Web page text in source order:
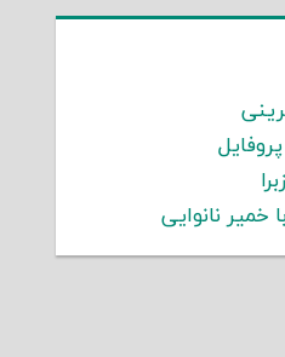
خمیر نانوایی